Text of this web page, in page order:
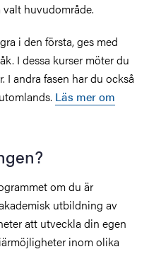
huvudområde.
i den första, ges med
I dessa kurser möter du
I andra fasen har du också
Läs mer om
om du är
utbildning av
att utveckla din egen
inom olika